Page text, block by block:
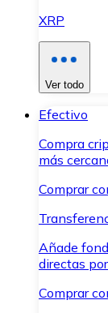
XRP
Ver todo
Efectivo
Compra
más
Comprar
Añade
directas
Comprar